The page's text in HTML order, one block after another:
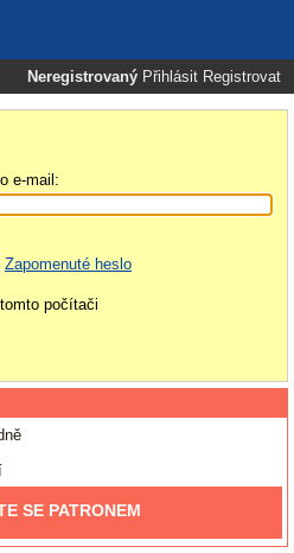
Neregistrovaný Přihlásit Registrovat
e-mail:
Zapomenuté heslo
počítači
SE PATRONEM